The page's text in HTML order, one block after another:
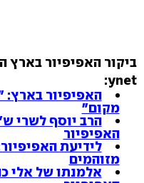
ביקור האפיפיור בארץ
ynet:
האפיפיור בארץ:
מקום"
הרב יוסף לשרי
האפיפיור
לידיעת
מזוהמים
אלמנתו של אלי